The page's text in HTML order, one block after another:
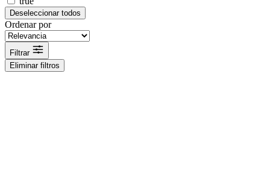
Deseleccionar todos
Ordenar por
Filtrar
Eliminar filtros